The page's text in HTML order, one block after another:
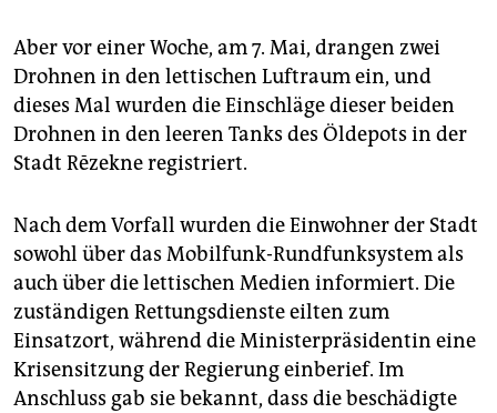
Aber vor einer Woche, am 7. Mai, drangen zwei
Drohnen in den lettischen Luftraum ein, und
dieses Mal wurden die Einschläge dieser beiden
Drohnen in den leeren Tanks des Öldepots in der
Stadt Rēzekne registriert.
Nach dem Vorfall wurden die Einwohner der Stadt
sowohl über das Mobilfunk-Rundfunksystem als
auch über die lettischen Medien informiert. Die
zuständigen Rettungsdienste eilten zum
Einsatzort, während die Ministerpräsidentin eine
Krisensitzung der Regierung einberief. Im
Anschluss gab sie bekannt, dass die beschädigte